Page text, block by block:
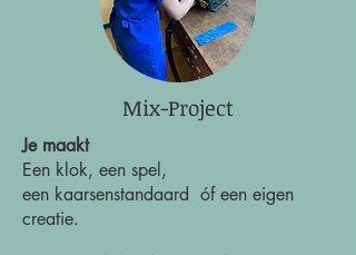
Mix-Project
Je maakt
Een klok, een spel,
een kaarsenstandaard óf een eigen
creatie.